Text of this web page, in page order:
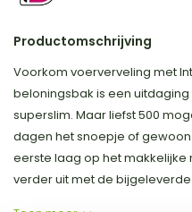
Productomschrijving
Voorkom voerverveling met
beloningsbak is een
superslim. Maar liefst 500
dagen het snoepje of
eerste laag op het
verder uit met de bijgeleverde